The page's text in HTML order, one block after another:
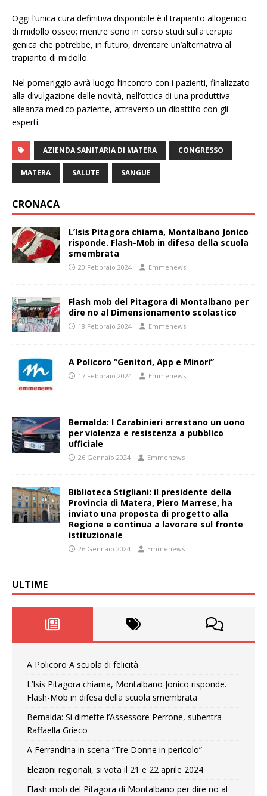
Oggi l’unica cura definitiva disponibile è il trapianto allogenico
di midollo osseo; mentre sono in corso studi sulla terapia
genica che potrebbe, in futuro, diventare un’alternativa al
trapianto di midollo.
Nel pomeriggio avrà luogo l’incontro con i pazienti, finalizzato
alla divulgazione delle novità, nell’ottica di una produttiva
alleanza medico paziente, attraverso un dibattito con gli
esperti.
AZIENDA SANITARIA DI MATERA CONGRESSO
MATERA SALUTE SANGUE
CRONACA
L’Isis Pitagora chiama, Montalbano Jonico
risponde. Flash-Mob in difesa della scuola
smembrata
20 Febbraio 2024 Emmenews
Flash mob del Pitagora di Montalbano per
dire no al Dimensionamento scolastico
18 Febbraio 2024 Emmenews
A Policoro “Genitori, App e Minori”
17 Febbraio 2024 Emmenews
Bernalda: I Carabinieri arrestano un uono
per violenza e resistenza a pubblico
ufficiale
26 Gennaio 2024 Emmenews
Biblioteca Stigliani: il presidente della
Provincia di Matera, Piero Marrese, ha
inviato una proposta di progetto alla
Regione e continua a lavorare sul fronte
istituzionale
26 Gennaio 2024 Emmenews
ULTIME
A Policoro A scuola di felicità
L’Isis Pitagora chiama, Montalbano Jonico risponde.
Flash-Mob in difesa della scuola smembrata
Bernalda: Si dimette l’Assessore Perrone, subentra
Raffaella Grieco
A Ferrandina in scena “Tre Donne in pericolo”
Elezioni regionali, si vota il 21 e 22 aprile 2024
Flash mob del Pitagora di Montalbano per dire no al